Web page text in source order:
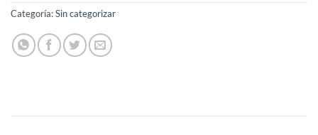
Categoría:Sin categorizar